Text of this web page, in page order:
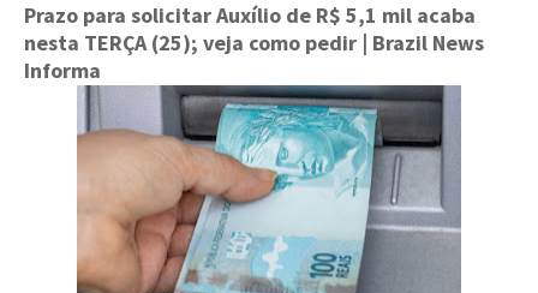
Prazo para solicitar Auxílio de R$ 5,1 mil acaba
nesta TERÇA (25); veja como pedir | Brazil News
Informa